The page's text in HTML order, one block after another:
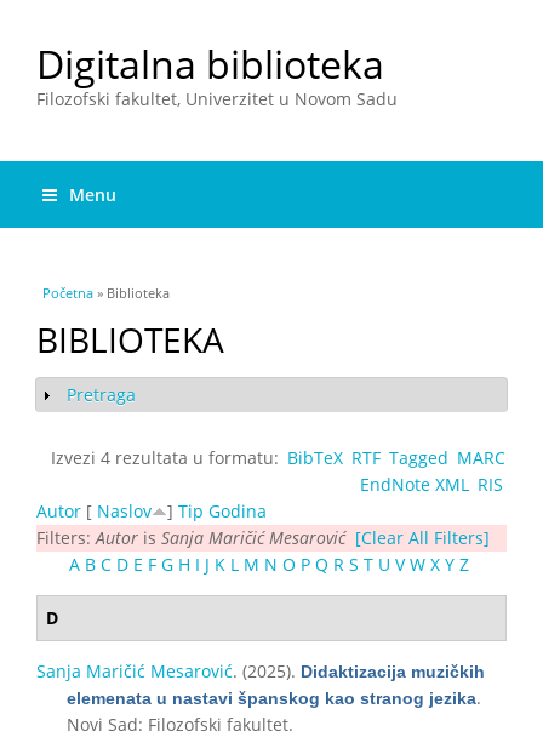
Digitalna biblioteka
Filozofski fakultet, Univerzitet u Novom Sadu
Menu
You are here
Početna » Biblioteka
BIBLIOTEKA
Show
Pretraga
Izvezi 4 rezultata u formatu: BibTeX RTF Tagged MARC
EndNote XML
RIS
Autor [ Naslov ] Tip Godina
Filters: Autor is Sanja Maričić Mesarović [Clear All Filters]
A B C D E F G H I J K L M N O P Q R S T U V W X Y Z
D
Sanja Maričić Mesarović. (2025). Didaktizacija muzičkih
elemenata u nastavi španskog kao stranog jezika.
Novi Sad: Filozofski fakultet.